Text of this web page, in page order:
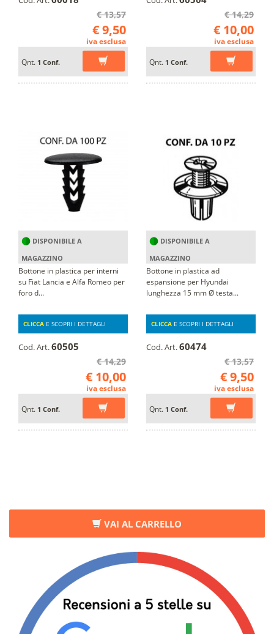
VAI AL CARRELLO
€ 13,57
€ 9,50
iva esclusa
Qnt. 1 Conf.
€ 14,29
€ 10,00
iva esclusa
Qnt. 1 Conf.
DISPONIBILE A
MAGAZZINO
Bottone in plastica per interni
su Fiat Lancia e Alfa Romeo per
foro d...
CLICCA E SCOPRI I DETTAGLI
Cod. Art.60505
€ 14,29
€ 10,00
iva esclusa
Qnt. 1 Conf.
DISPONIBILE A
MAGAZZINO
Bottone in plastica ad
espansione per Hyundai
lunghezza 15 mm Ø testa...
CLICCA E SCOPRI I DETTAGLI
Cod. Art.60474
€ 13,57
€ 9,50
iva esclusa
Qnt. 1 Conf.